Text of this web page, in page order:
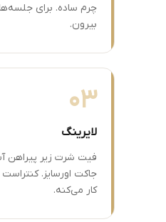
چرم ساده. برای
بیرون.
03
لایرینگ
فیت شرت زیر پیراهن
جاکت اورسایز.
کار می‌کنه.